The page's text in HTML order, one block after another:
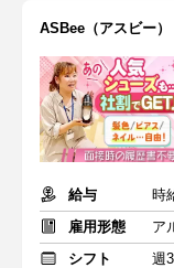
ASBee（アスビー）
給与
時
雇用形態
ア
シフト
週